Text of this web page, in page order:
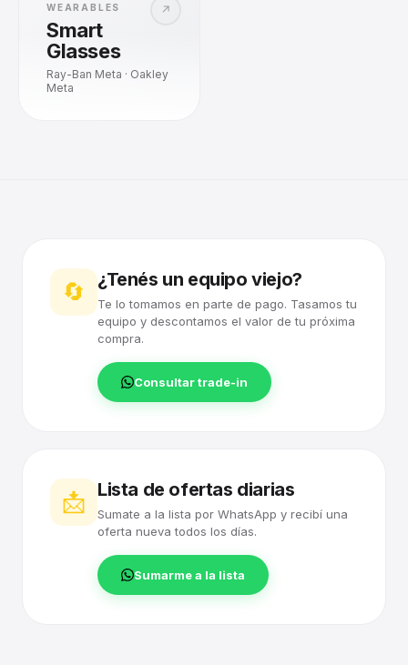
↗
WEARABLES
Smart
Glasses
Ray-Ban Meta · Oakley
Meta
🔄 ¿Tenés un equipo viejo?
Te lo tomamos en parte de pago. Tasamos tu
equipo y descontamos el valor de tu próxima
compra.
Consultar trade-in
📩 Lista de ofertas diarias
Sumate a la lista por WhatsApp y recibí una
oferta nueva todos los días.
Sumarme a la lista